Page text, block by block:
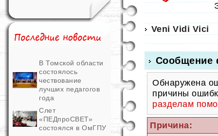
В Томской области
состоялось
чествование
лучших педагогов
года
Слет
«ПЕДпроСВЕТ»
состоялся в ОмГПУ
Veni Vidi Vici
Сообщение
Обнаружена
причины
разделам
Причина: